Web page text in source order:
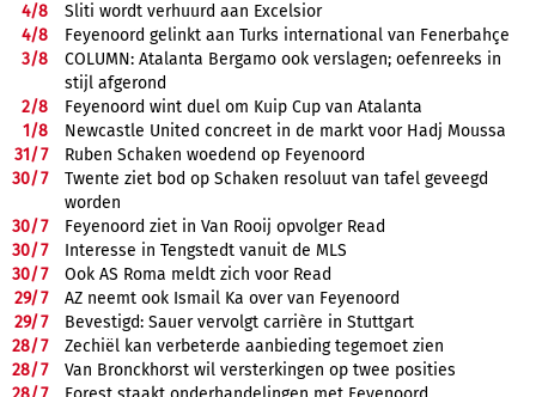
4/8
Sliti wordt verhuurd aan Excelsior
4/8
Feyenoord gelinkt aan Turks international van Fenerbahçe
3/8
COLUMN: Atalanta Bergamo ook verslagen; oefenreeks in
stijl afgerond
2/8
Feyenoord wint duel om Kuip Cup van Atalanta
1/8
Newcastle United concreet in de markt voor Hadj Moussa
31/7
Ruben Schaken woedend op Feyenoord
30/7
Twente ziet bod op Schaken resoluut van tafel geveegd
worden
30/7
Feyenoord ziet in Van Rooij opvolger Read
30/7
Interesse in Tengstedt vanuit de MLS
30/7
Ook AS Roma meldt zich voor Read
29/7
AZ neemt ook Ismail Ka over van Feyenoord
29/7
Bevestigd: Sauer vervolgt carrière in Stuttgart
28/7
Zechiël kan verbeterde aanbieding tegemoet zien
28/7
Van Bronckhorst wil versterkingen op twee posities